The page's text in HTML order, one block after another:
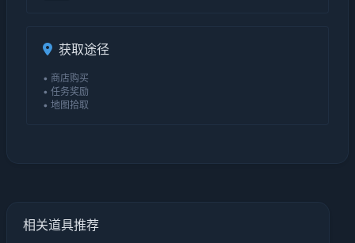
获取途径
• 商店购买
• 任务奖励
• 地图拾取
相关道具推荐